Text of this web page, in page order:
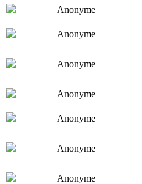
Anonyme
Anonyme
Anonyme
Anonyme
Anonyme
Anonyme
Anonyme